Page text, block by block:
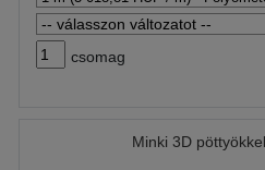
csomag
Minki 3D